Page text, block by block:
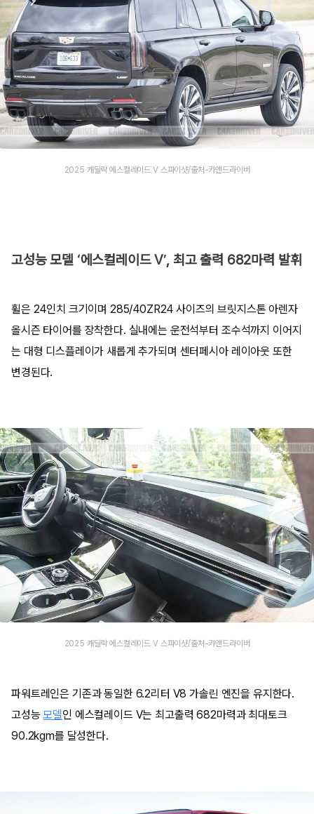
2025 캐딜락 에스컬레이드 V 스파이샷/출처-카앤드라이버
고성능 모델 ‘에스컬레이드 V’, 최고 출력 682마력 발휘
휠은 24인치 크기이며 285/40ZR24 사이즈의 브릿지스톤 아렌자
올시즌 타이어를 장착한다. 실내에는 운전석부터 조수석까지 이어지
는 대형 디스플레이가 새롭게 추가되며 센터페시아 레이아웃 또한
변경된다.
2025 캐딜락 에스컬레이드 V 스파이샷/출처-카앤드라이버
파워트레인은 기존과 동일한 6.2리터 V8 가솔린 엔진을 유지한다.
고성능모델인 에스컬레이드 V는 최고출력 682마력과 최대토크
90.2kgm를 달성한다.